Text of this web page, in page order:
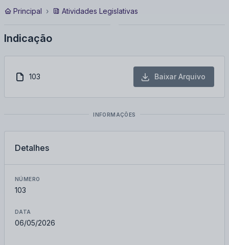
Principal Atividades Legislativas
Indicação
103 Baixar Arquivo
INFORMAÇÕES
Detalhes
NÚMERO
103
DATA
06/05/2026